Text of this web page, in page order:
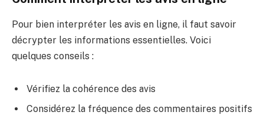
Pour bien interpréter les avis en ligne, il faut savoir
décrypter les informations essentielles. Voici
quelques conseils :
Vérifiez la cohérence des avis
Considérez la fréquence des commentaires positifs